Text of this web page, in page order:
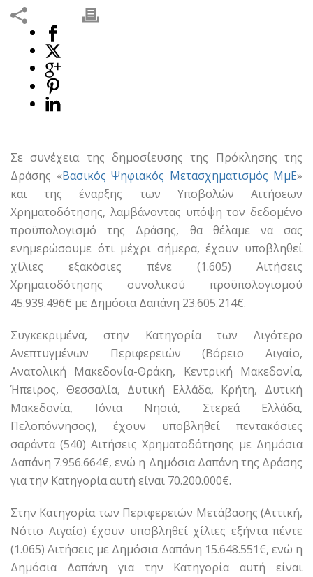
Σε συνέχεια της δημοσίευσης της Πρόκλησης της
Δράσης «Βασικός Ψηφιακός Μετασχηματισμός ΜμΕ»
και της έναρξης των Υποβολών Αιτήσεων
Χρηματοδότησης, λαμβάνοντας υπόψη τον δεδομένο
προϋπολογισμό της Δράσης, θα θέλαμε να σας
ενημερώσουμε ότι μέχρι σήμερα, έχουν υποβληθεί
χίλιες εξακόσιες πένε (1.605) Αιτήσεις
Χρηματοδότησης συνολικού προϋπολογισμού
45.939.496€ με Δημόσια Δαπάνη 23.605.214€.
Συγκεκριμένα, στην Κατηγορία των Λιγότερο
Ανεπτυγμένων Περιφερειών (Βόρειο Αιγαίο,
Ανατολική Μακεδονία-Θράκη, Κεντρική Μακεδονία,
Ήπειρος, Θεσσαλία, Δυτική Ελλάδα, Κρήτη, Δυτική
Μακεδονία, Ιόνια Νησιά, Στερεά Ελλάδα,
Πελοπόννησος), έχουν υποβληθεί πεντακόσιες
σαράντα (540) Αιτήσεις Χρηματοδότησης με Δημόσια
Δαπάνη 7.956.664€, ενώ η Δημόσια Δαπάνη της Δράσης
για την Κατηγορία αυτή είναι 70.200.000€.
Στην Κατηγορία των Περιφερειών Μετάβασης (Αττική,
Νότιο Αιγαίο) έχουν υποβληθεί χίλιες εξήντα πέντε
(1.065) Αιτήσεις με Δημόσια Δαπάνη 15.648.551€, ενώ η
Δημόσια Δαπάνη για την Κατηγορία αυτή είναι